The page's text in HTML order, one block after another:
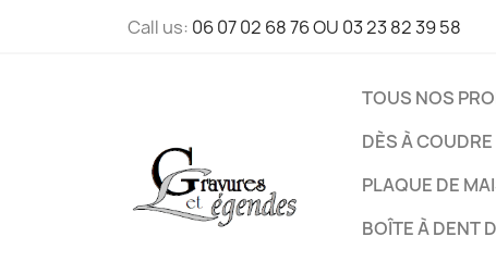
Call us: 06 07 02 68 76 OU 03 23 82 39 58
TOUS NOS
DÈS À
PLAQUE DE
BOÎTE À DENT